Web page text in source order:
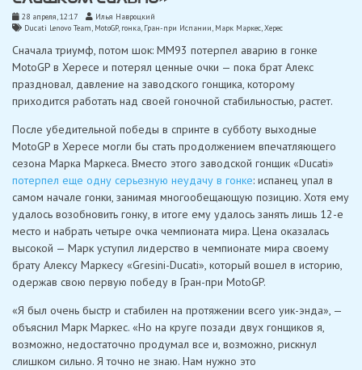
28 апреля, 12:17
Илья Навроцкий
Ducati Lenovo Team, MotoGP, гонка, Гран-при Испании, Марк Маркес,Херес
Сначала триумф, потом шок: MM93 потерпел аварию в гонке
MotoGP в Хересе и потерял ценные очки — пока брат Алекс
праздновал, давление на заводского гонщика, которому
приходится работать над своей гоночной стабильностью, растет.
После убедительной победы в спринте в субботу выходные
MotoGP в Хересе могли бы стать продолжением впечатляющего
сезона Марка Маркеса. Вместо этого заводской гонщик «Ducati»
потерпел еще одну серьезную неудачу в гонке: испанец упал в
самом начале гонки, занимая многообещающую позицию. Хотя ему
удалось возобновить гонку, в итоге ему удалось занять лишь 12-е
место и набрать четыре очка чемпионата мира. Цена оказалась
высокой — Марк уступил лидерство в чемпионате мира своему
брату Алексу Маркесу «Gresini-Ducati», который вошел в историю,
одержав свою первую победу в Гран-при MotoGP.
«Я был очень быстр и стабилен на протяжении всего уик-энда», —
объяснил Марк Маркес. «Но на круге позади двух гонщиков я,
возможно, недостаточно продумал все и, возможно, рискнул
слишком сильно. Я точно не знаю. Нам нужно это